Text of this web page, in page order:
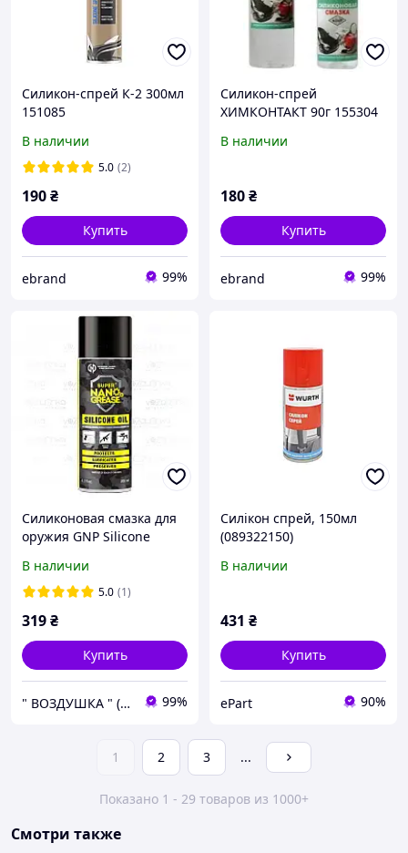
Силикон-спрей К-2 300мл
151085
В наличии
5.0 (2)
190₴
Купить
ebrand 99%
Силикон-спрей
ХИМКОНТАКТ 90г 155304
В наличии
180₴
Купить
ebrand 99%
Силиконовая смазка для
оружия GNP Silicone
В наличии
5.0 (1)
319₴
Купить
" ВОЗДУШКА " (интернет-магазин) Киев Осокорки 99%
Силікон спрей, 150мл
(089322150)
В наличии
431 ₴
Купить
ePart 90%
1 2 3 ...
Показано 1 - 29 товаров из 1000+
Смотри также